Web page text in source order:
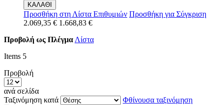
ΚΑΛΑΘΙ
Προσθήκη στη Λίστα Επιθυμιών Προσθήκη για Σύγκριση
2.069,35 € 1.668,83 €
Προβολή ως ΠλέγμαΛίστα
Items 5
Προβολή
ανά σελίδα
Ταξινόμηση κατά
Φθίνουσα ταξινόμηση